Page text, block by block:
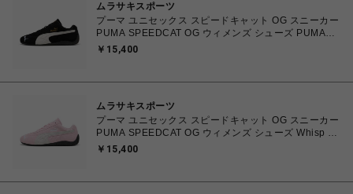
ムラサキスポーツ
プーマ ユニセックス スピードキャット OG スニーカー
PUMA SPEEDCAT OG ウィメンズ シューズ PUMA
Black-PUMA White 23.0cm～25.0cm 398846_01
￥15,400
ムラサキスポーツ
プーマ ユニセックス スピードキャット OG スニーカー
PUMA SPEEDCAT OG ウィメンズ シューズ Whisp Of
Pink-PUMA White 23.0cm～25.0cm 398846_04
￥15,400